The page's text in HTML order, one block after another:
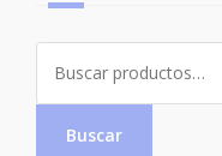
por:
Buscar